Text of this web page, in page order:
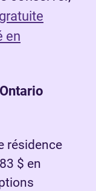
en
résidence
$ en